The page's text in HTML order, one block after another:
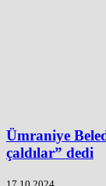
Ümraniye
çaldılar” dedi